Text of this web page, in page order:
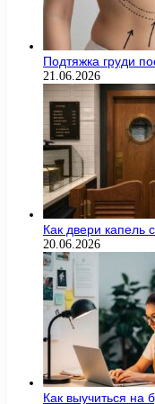
Подтяжка груди
21.06.2026
Как двери капель
20.06.2026
Как выучиться на